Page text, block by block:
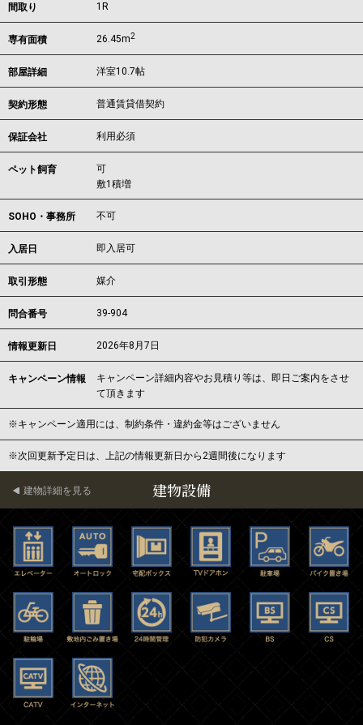
間取り 1R
専有面積 26.45m2
部屋詳細 洋室10.7帖
契約形態 普通賃貸借契約
保証会社 利用必須
ペット飼育
可
敷1積増
SOHO・事務所 不可
入居日 即入居可
取引形態 媒介
問合番号 39-904
情報更新日 2026年8月7日
キャンペーン情報
キャンペーン詳細内容やお見積り等は、即日ご案内をさせ
て頂きます
※キャンペーン適用には、制約条件・違約金等はございません
※次回更新予定日は、上記の情報更新日から2週間後になります
建物設備
建物詳細を見る